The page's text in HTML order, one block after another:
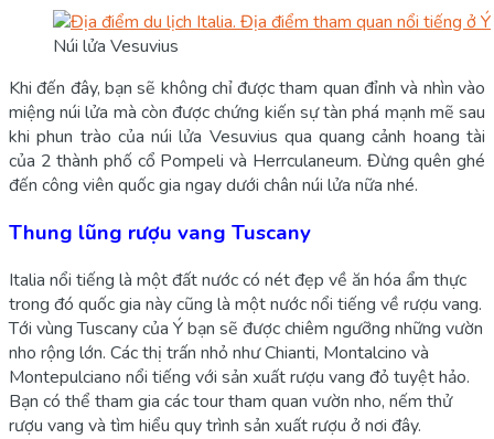
Núi lửa Vesuvius
Khi đến đây, bạn sẽ không chỉ được tham quan đỉnh và nhìn vào
miệng núi lửa mà còn được chứng kiến sự tàn phá mạnh mẽ sau
khi phun trào của núi lửa Vesuvius qua quang cảnh hoang tài
của 2 thành phố cổ Pompeli và Herrculaneum. Đừng quên ghé
đến công viên quốc gia ngay dưới chân núi lửa nữa nhé.
Thung lũng rượu vang Tuscany
Italia nổi tiếng là một đất nước có nét đẹp về ăn hóa ẩm thực
trong đó quốc gia này cũng là một nước nổi tiếng về rượu vang.
Tới vùng Tuscany của Ý bạn sẽ được chiêm ngưỡng những vườn
nho rộng lớn. Các thị trấn nhỏ như Chianti, Montalcino và
Montepulciano nổi tiếng với sản xuất rượu vang đỏ tuyệt hảo.
Bạn có thể tham gia các tour tham quan vườn nho, nếm thử
rượu vang và tìm hiểu quy trình sản xuất rượu ở nơi đây.